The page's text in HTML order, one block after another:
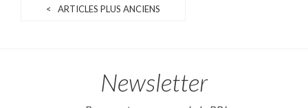
< ARTICLES PLUS ANCIENS
Newsletter